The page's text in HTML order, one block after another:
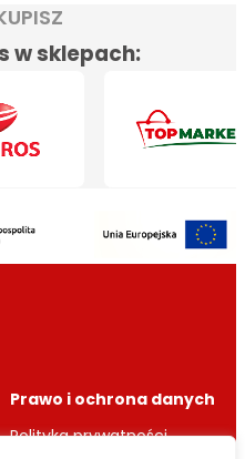
w sklepach:
Prawo i ochrona danych
Polityka prywatności